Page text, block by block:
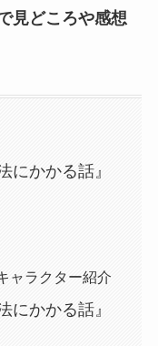
見どころや感想
にかかる話』
ャラクター紹介
にかかる話』